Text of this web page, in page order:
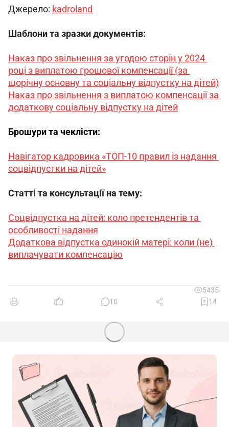
Джерело: kadroland
Шаблони та зразки документів:
Наказ про звільнення за угодою сторін у 2024
році з виплатою грошової компенсації (за
щорічну основну та соціальну відпустку на дітей)
Наказ про звільнення з виплатою компенсації за
додаткову соціальну відпустку на дітей
Брошури та чеклісти:
Навігатор кадровика «ТОП-10 правил із надання
соцвідпустки на дітей»
Статті та консультації на тему:
Соцвідпустка на дітей: коло претендентів та
особливості надання
Додаткова відпустка одинокій матері: коли (не)
виплачувати компенсацію
5435
10
14